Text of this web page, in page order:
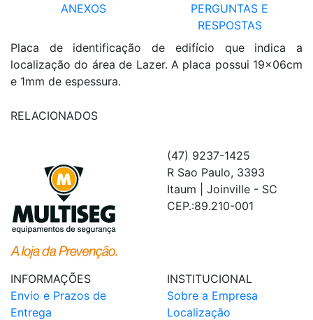
ANEXOS
PERGUNTAS E
RESPOSTAS
Placa de identificação de edifício que indica a
localização do área de Lazer. A placa possui 19x06cm
e 1mm de espessura.
RELACIONADOS
(47) 9237-1425
R Sao Paulo, 3393
Itaum | Joinville - SC
CEP.:89.210-001
INFORMAÇÕES
Envio e Prazos de
Entrega
INSTITUCIONAL
Sobre a Empresa
Localização